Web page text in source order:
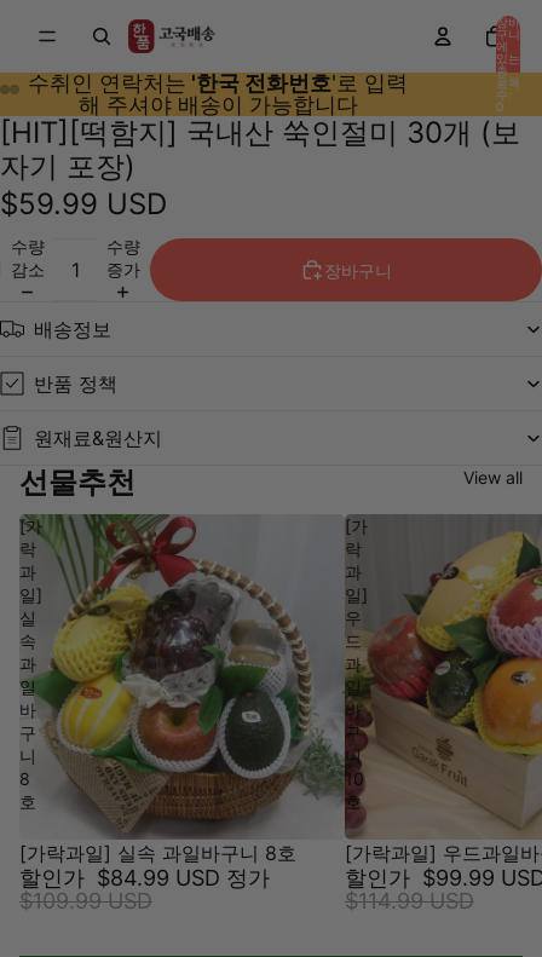
장바
구니
에
있는
총
품목
수:
0
수취인 연락처는 '한국 전화번호'로 입력
해 주셔야 배송이 가능합니다
[HIT][떡함지] 국내산 쑥인절미 30개 (보
자기 포장)
$59.99 USD
수량
감소
수량
증가
장바구니
배송정보
반품 정책
원재료&원산지
선물추천 View all
[가
락
과
일]
실
속
과
일
바
구
니
8
호
[가락과일] 실속 과일바구니 8호
할인가 $84.99 USD 정가
$109.99 USD
[가
락
과
일]
우
드
과
일
바
구
니
10
호
[가락과일] 우드과일
할인가 $99.99
$114.99 USD